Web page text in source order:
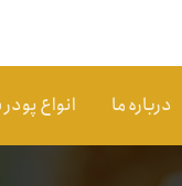
درباره ما انواع